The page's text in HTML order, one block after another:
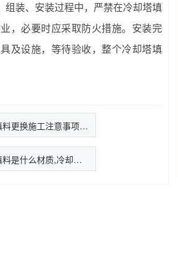
装、安装过程中，严禁在冷却塔填
，必要时应采取防火措施。安装完
及设施，等待验收，整个冷却塔填
冷却塔填料更换施工注意事项及施…
冷却塔填料是什么材质,冷却塔填